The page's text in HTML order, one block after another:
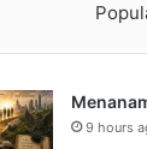
9 hours